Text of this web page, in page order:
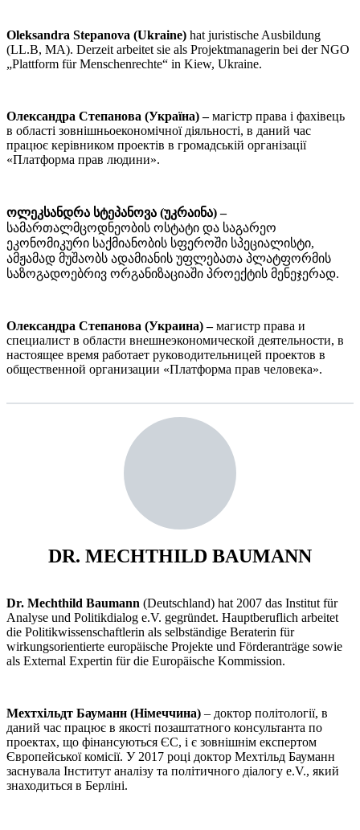
Oleksandra Stepanova (Ukraine) hat juristische Ausbildung
(LL.B, MA). Derzeit arbeitet sie als Projektmanagerin bei der NGO
„Plattform für Menschenrechte“ in Kiew, Ukraine.
Олександра Степанова (Україна) –магістр права і фахівець
в області зовнішньоекономічної діяльності, в даний час
працює керівником проектів в громадській організації
«Платформа прав людини».
ოლეკსანდრა სტეპანოვა (უკრაინა)–
სამართალმცოდნეობის ოსტატი და საგარეო
ეკონომიკური საქმიანობის სფეროში სპეციალისტი,
ამჟამად მუშაობს ადამიანის უფლებათა პლატფორმის
საზოგადოებრივ ორგანიზაციაში პროექტის მენეჯერად.
Олександра Степанова (Украина) –магистр права и
специалист в области внешнеэкономической деятельности, в
настоящее время работает руководительницей проектов в
общественной организации «Платформа прав человека».
DR. MECHTHILD BAUMANN
Dr. Mechthild Baumann (Deutschland) hat 2007 das Institut für
Analyse und Politikdialog e.V. gegründet. Hauptberuflich arbeitet
die Politikwissenschaftlerin als selbständige Beraterin für
wirkungsorientierte europäische Projekte und Förderanträge sowie
als External Expertin für die Europäische Kommission.
Мехтхільдт Бауманн (Німеччина) – доктор політології, в
даний час працює в якості позаштатного консультанта по
проектах, що фінансуються ЄС, і є зовнішнім експертом
Європейської комісії. У 2017 році доктор Мехтільд Бауманн
заснувала Інститут аналізу та політичного діалогу e.V., який
знаходиться в Берліні.